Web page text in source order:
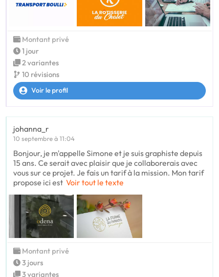
Montant privé
1 jour
2 variantes
10 révisions
Voir le profil
johanna_r
10 septembre à 11:04
Bonjour, je m'appelle Simone et je suis graphiste depuis
15 ans. Ce serait avec plaisir que je collaborerais avec
vous sur ce projet. Je fais un tarif à la mission. Mon tarif
propose ici est Voir tout le texte
Montant privé
3 jours
3 variantes